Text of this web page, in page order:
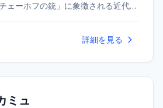
ェーホフの銃」に象徴される近代演
詳細を見る
ミュ